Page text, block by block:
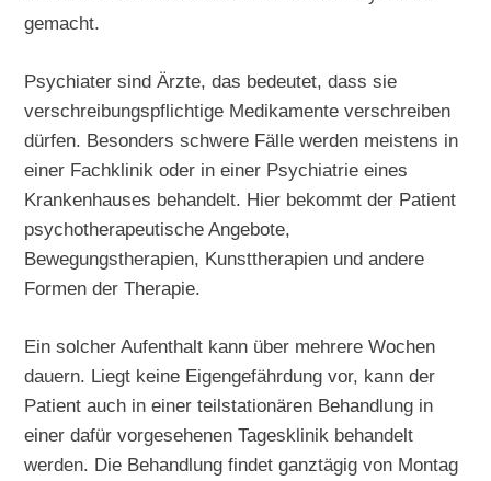
gemacht.
Psychiater sind Ärzte, das bedeutet, dass sie
verschreibungspflichtige Medikamente verschreiben
dürfen. Besonders schwere Fälle werden meistens in
einer Fachklinik oder in einer Psychiatrie eines
Krankenhauses behandelt. Hier bekommt der Patient
psychotherapeutische Angebote,
Bewegungstherapien, Kunsttherapien und andere
Formen der Therapie.
Ein solcher Aufenthalt kann über mehrere Wochen
dauern. Liegt keine Eigengefährdung vor, kann der
Patient auch in einer teilstationären Behandlung in
einer dafür vorgesehenen Tagesklinik behandelt
werden. Die Behandlung findet ganztägig von Montag